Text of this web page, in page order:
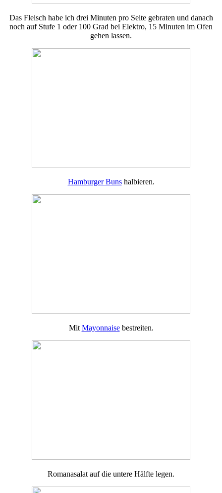
Das Fleisch habe ich drei Minuten pro Seite gebraten und danach
noch auf Stufe 1 oder 100 Grad bei Elektro, 15 Minuten im Ofen
gehen lassen.
Hamburger Bunshalbieren.
MitMayonnaisebestreiten.
Romanasalat auf die untere Hälfte legen.